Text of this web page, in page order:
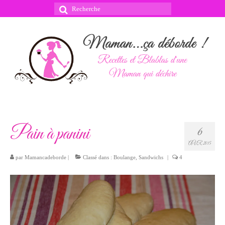
Rechercher
6
AVR 2015
Pain à panini
par Mamancadeborde | Classé dans : Boulange Sandwichs | 4